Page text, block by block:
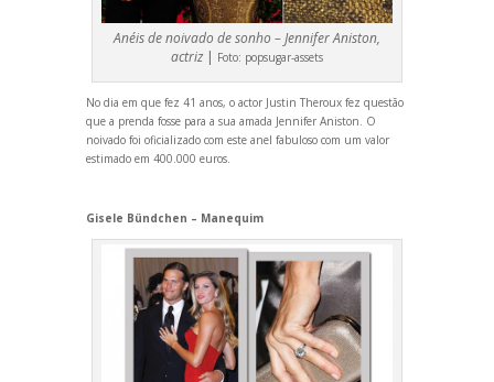
Anéis de noivado de sonho – Jennifer Aniston,
actriz| Foto: popsugar-assets
No dia em que fez 41 anos, o actor Justin Theroux fez questão
que a prenda fosse para a sua amada Jennifer Aniston. O
noivado foi oficializado com este anel fabuloso com um valor
estimado em 400.000 euros.
Gisele Bündchen – Manequim